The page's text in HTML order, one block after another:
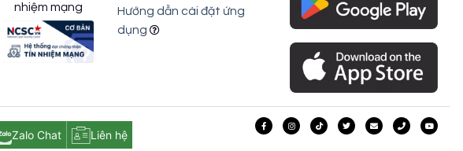
nhiệm mạng
Hướng dẫn cài đặt ứng
dụng
Zalo Chat Liên hệ